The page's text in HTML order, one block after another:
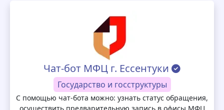
Чат-бот МФЦ г. Ессентуки
Государство и госструктуры
С помощью чат-бота можно: узнать статус обращения,